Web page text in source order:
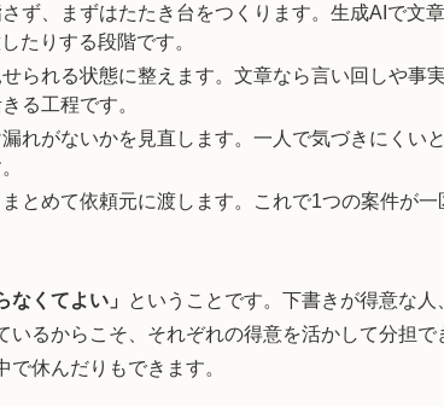
ず、まずはたたき台をつくります。生成AIで文
たりする段階です。
られる状態に整えます。文章なら言い回しや事
る工程です。
れがないかを見直します。一人で気づきにくい
とめて依頼元に渡します。これで1つの案件が
くてよい」
ということです。下書きが得意な人
るからこそ、それぞれの得意を活かして分担で
休んだりもできます。